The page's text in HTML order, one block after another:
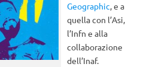
Geographic, e a
quella con l’Asi,
l’Infn e alla
collaborazione
dell’Inaf.